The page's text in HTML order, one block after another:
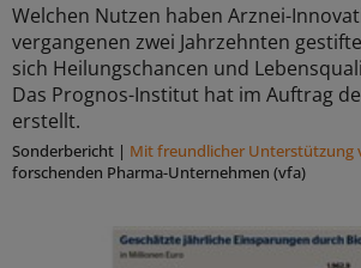
Welchen Nutzen haben Arznei-
vergangenen zwei Jahrzehnten
sich Heilungschancen und
Das Prognos-Institut hat im Auftrag
erstellt.
Sonderbericht | Mit freundlicher Unterstützung
forschenden Pharma-Unternehmen (vfa)